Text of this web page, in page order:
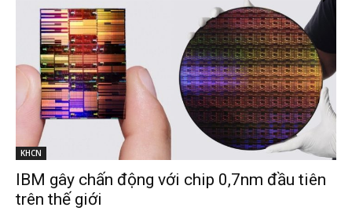
KHCN
IBM gây chấn động với chip 0,7nm đầu tiên
trên thế giới